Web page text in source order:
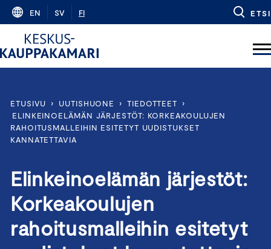
Skip
content
EN SV FI ETSI
ETUSIVU › UUTISHUONE › TIEDOTTEET
›
ELINKEINOELÄMÄN JÄRJESTÖT: KORKEAKOULUJEN
RAHOITUSMALLEIHIN ESITETYT UUDISTUKSET
KANNATETTAVIA
Elinkeinoelämän järjestöt:
Korkeakoulujen
rahoitusmalleihin esitetyt